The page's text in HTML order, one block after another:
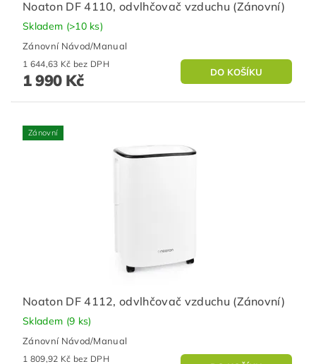
Noaton DF 4110, odvlhčovač vzduchu (Zánovní)
Skladem (>10 ks)
Zánovní Návod/Manual
1 644,63 Kč bez DPH
1 990 Kč
Zánovní
Noaton DF 4112, odvlhčovač vzduchu (Zánovní)
Skladem (9 ks)
Zánovní Návod/Manual
1 809,92 Kč bez DPH